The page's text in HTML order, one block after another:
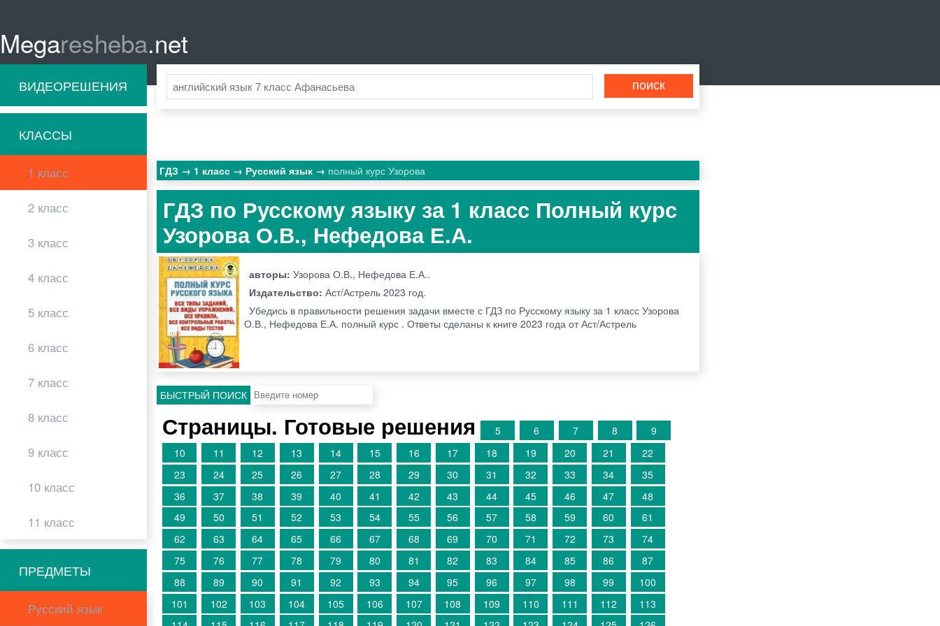
Megaresheba.net
ВИДЕОРЕШЕНИЯ
КЛАССЫ
1 класс
2 класс
3 класс
4 класс
5 класс
6 класс
7 класс
8 класс
9 класс
10 класс
11 класс
ПРЕДМЕТЫ
Русский язык
ГДЗ 1 класс Русский язык полный курс Узорова
ГДЗ по Русскому языку за 1 класс Полный курс
Узорова О.В., Нефедова Е.А.
авторы:Узорова О.В., Нефедова Е.А..
Издательство:Аст/Астрель 2023 год.
Убедись в правильности решения задачи вместе с ГДЗ по Русскому языку за 1 класс Узорова
О.В., Нефедова Е.А. полный курс . Ответы сделаны к книге 2023 года от Аст/Астрель
БЫСТРЫЙ ПОИСК
Страницы. Готовые решения 5 6 7 8
9
10
11 12 13 14 15 16 17 18 19 20 21
22
23
24 25 26 27 28 29 30 31 32 33 34
35
36
37 38 39 40 41 42 43 44 45 46 47
48
49
50 51 52 53 54 55 56 57 58 59 60
61
62
63 64 65 66 67 68 69 70 71 72 73
74
75
76 77 78 79 80 81 82 83 84 85 86
87
88
89 90 91 92 93 94 95 96 97 98 99
100
101
102 103 104 105 106 107 108 109 110 111 112
113